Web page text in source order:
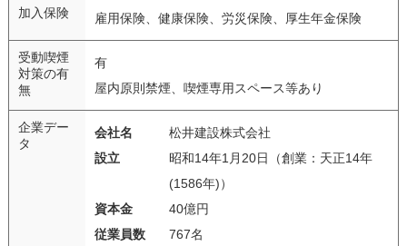
加入保険 雇用保険、健康保険、労災保険、厚生年金保険
受動喫煙
対策の有
無
有
屋内原則禁煙、喫煙専用スペース等あり
企業デー
タ
会社名
松井建設株式会社
設立
昭和14年1月20日（創業：天正14年
(1586年)）
資本金
40億円
従業員数
767名